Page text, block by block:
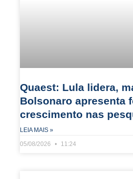
Quaest: Lula lidera,
Bolsonaro apresenta
crescimento nas
LEIA MAIS »
05/08/2026
11:24